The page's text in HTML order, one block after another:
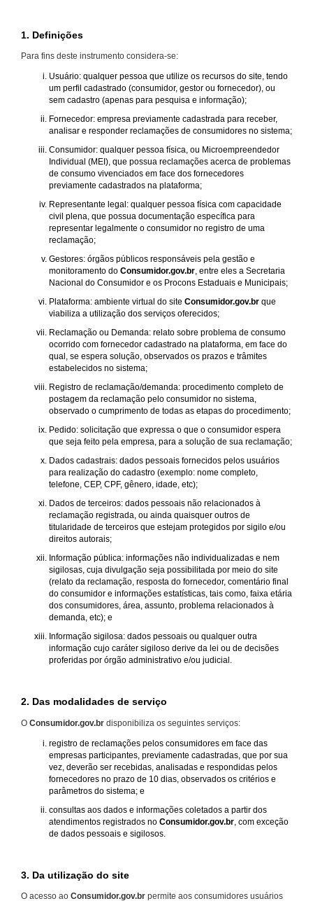
1. Definições
Para fins deste instrumento considera-se:
Usuário: qualquer pessoa que utilize os recursos do site, tendo
um perfil cadastrado (consumidor, gestor ou fornecedor), ou
sem cadastro (apenas para pesquisa e informação);
Fornecedor: empresa previamente cadastrada para receber,
analisar e responder reclamações de consumidores no sistema;
Consumidor: qualquer pessoa física, ou Microempreendedor
Individual (MEI), que possua reclamações acerca de problemas
de consumo vivenciados em face dos fornecedores
previamente cadastrados na plataforma;
Representante legal: qualquer pessoa física com capacidade
civil plena, que possua documentação específica para
representar legalmente o consumidor no registro de uma
reclamação;
Gestores: órgãos públicos responsáveis pela gestão e
monitoramento do Consumidor.gov.br, entre eles a Secretaria
Nacional do Consumidor e os Procons Estaduais e Municipais;
Plataforma: ambiente virtual do site Consumidor.gov.br que
viabiliza a utilização dos serviços oferecidos;
Reclamação ou Demanda: relato sobre problema de consumo
ocorrido com fornecedor cadastrado na plataforma, em face do
qual, se espera solução, observados os prazos e trâmites
estabelecidos no sistema;
Registro de reclamação/demanda: procedimento completo de
postagem da reclamação pelo consumidor no sistema,
observado o cumprimento de todas as etapas do procedimento;
Pedido: solicitação que expressa o que o consumidor espera
que seja feito pela empresa, para a solução de sua reclamação;
Dados cadastrais: dados pessoais fornecidos pelos usuários
para realização do cadastro (exemplo: nome completo,
telefone, CEP, CPF, gênero, idade, etc);
Dados de terceiros: dados pessoais não relacionados à
reclamação registrada, ou ainda quaisquer outros de
titularidade de terceiros que estejam protegidos por sigilo e/ou
direitos autorais;
Informação pública: informações não individualizadas e nem
sigilosas, cuja divulgação seja possibilitada por meio do site
(relato da reclamação, resposta do fornecedor, comentário final
do consumidor e informações estatísticas, tais como, faixa etária
dos consumidores, área, assunto, problema relacionados à
demanda, etc); e
Informação sigilosa: dados pessoais ou qualquer outra
informação cujo caráter sigiloso derive da lei ou de decisões
proferidas por órgão administrativo e/ou judicial.
2. Das modalidades de serviço
O Consumidor.gov.br disponibiliza os seguintes serviços:
registro de reclamações pelos consumidores em face das
empresas participantes, previamente cadastradas, que por sua
vez, deverão ser recebidas, analisadas e respondidas pelos
fornecedores no prazo de 10 dias, observados os critérios e
parâmetros do sistema; e
consultas aos dados e informações coletados a partir dos
atendimentos registrados no Consumidor.gov.br , com exceção
de dados pessoais e sigilosos.
3. Da utilização do site
O acesso ao Consumidor.gov.br permite aos consumidores usuários